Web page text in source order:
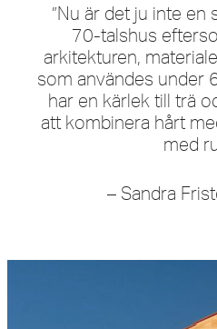
”Nu är det ju inte en
70-talshus
arkitekturen,
som användes under
har en kärlek till trä
att kombinera hårt
med
– Sandra